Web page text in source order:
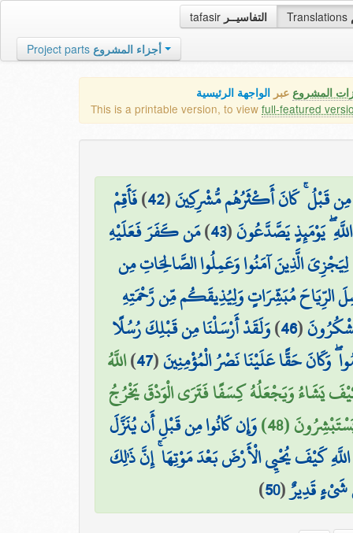
tafasir التفاسيــر Translations
Project parts أجزاء المشروع
المشروع عبر الواجهة الرئيسية
This is a printable version, to view full-featured
مِن قَبْلُ ۚ كَانَ أَكْثَرُهُم مُّشْرِكِينَ(
42
)فَأَقِمْ
يَوْمَئِذٍ يَصَّدَّعُونَ(
43
)مَن كَفَرَ فَعَلَيْهِ
لِيَجْزِيَ الَّذِينَ آمَنُوا وَعَمِلُوا الصَّالِحَاتِ مِن
الرِّيَاحَ مُبَشِّرَاتٍ وَلِيُذِيقَكُم مِّن رَّحْمَتِهِ
(
46
)وَلَقَدْ أَرْسَلْنَا مِن قَبْلِكَ رُسُلًا
وَكَانَ حَقًّا عَلَيْنَا نَصْرُ الْمُؤْمِنِينَ(
47
)اللَّهُ
يَشَاءُ وَيَجْعَلُهُ كِسَفًا فَتَرَى الْوَدْقَ يَخْرُجُ
(48)
وَإِن كَانُوا مِن قَبْلِ أَن يُنَزَّلَ
اللَّهِ كَيْفَ يُحْيِي الْأَرْضَ بَعْدَ مَوْتِهَا ۚ إِنَّ ذَٰلِكَ
شَيْءٍ قَدِيرٌ(
50
)